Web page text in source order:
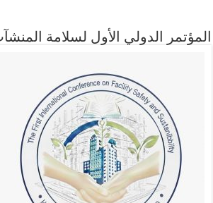
المؤتمر الدولي الأول لسلامة